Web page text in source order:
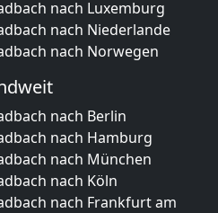
nach Luxemburg
nach Niederlande
nach Norwegen
nach Berlin
nach Hamburg
nach München
nach Köln
nach Frankfurt am